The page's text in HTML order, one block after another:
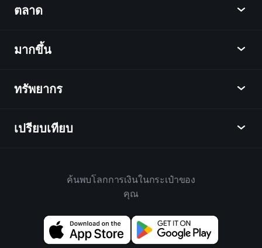
ศูนย์กลางการเรียนรู้
เดสก์ท็อป
ตลาด
ภาพรวม
ดัชนี
มากขึ้น
เป็นพันธมิตร
เกี่ยวกับเพลย์เทรด
ทรัพยากร
ศูนย์ช่วยเหลือ
นโยบายความเป็นส่วนตัว
เปรียบเทียบ
Yahoo Finance
TradingView
ค้นพบโลกการเงินในกระเป๋าของ
คุณ